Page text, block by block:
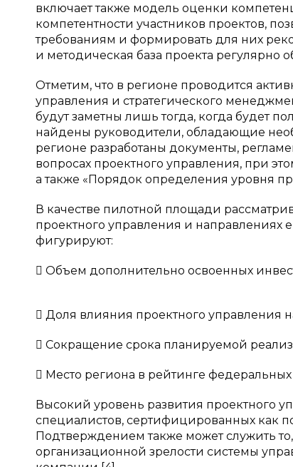
включает также модель оценки
компетентности участников проектов,
требованиям и формировать для них
и методическая база проекта регулярно
Отметим, что в регионе проводится
управления и стратегического
будут заметны лишь тогда, когда будет
найдены руководители, обладающие
регионе разработаны документы,
вопросах проектного управления, при
а также «Порядок определения уровня
В качестве пилотной площади
проектного управления и направлениях
фигурируют:
 Объем дополнительно освоенных
 Доля влияния проектного управления
 Сокращение срока планируемой
 Место региона в рейтинге федеральных
Высокий уровень развития проектного
специалистов, сертифицированных как
Подтверждением также может служить
организационной зрелости системы